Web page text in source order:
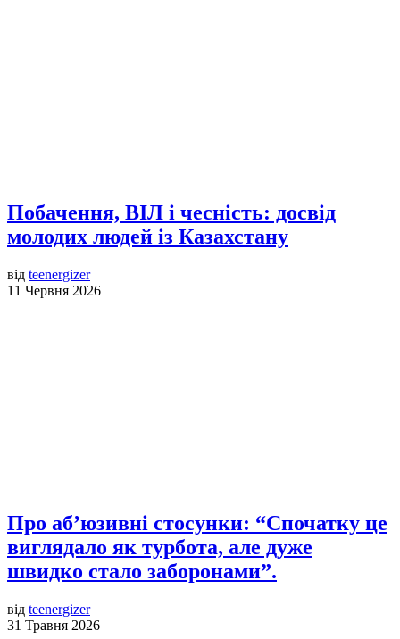
Побачення, ВІЛ і чесність: досвід
молодих людей із Казахстану
від teenergizer
11 Червня 2026
Про аб’юзивні стосунки: “Спочатку це
виглядало як турбота, але дуже
швидко стало заборонами”.
від teenergizer
31 Травня 2026